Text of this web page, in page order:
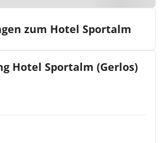
zum Hotel Sportalm
Hotel Sportalm (Gerlos)